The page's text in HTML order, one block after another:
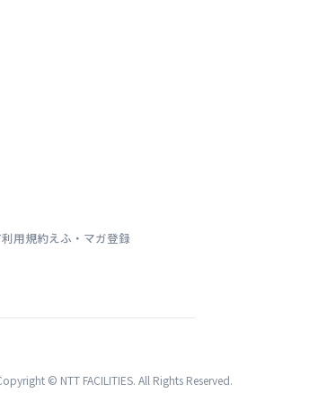
用規約えふ・マガ登録
© NTT FACILITIES. All Rights Reserved.